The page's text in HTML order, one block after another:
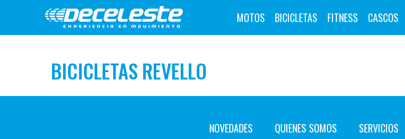
MOTOS BICICLETAS FITNESS CASCOS
BICICLETAS REVELLO
NOVEDADES QUIENES SOMOS SERVICIOS